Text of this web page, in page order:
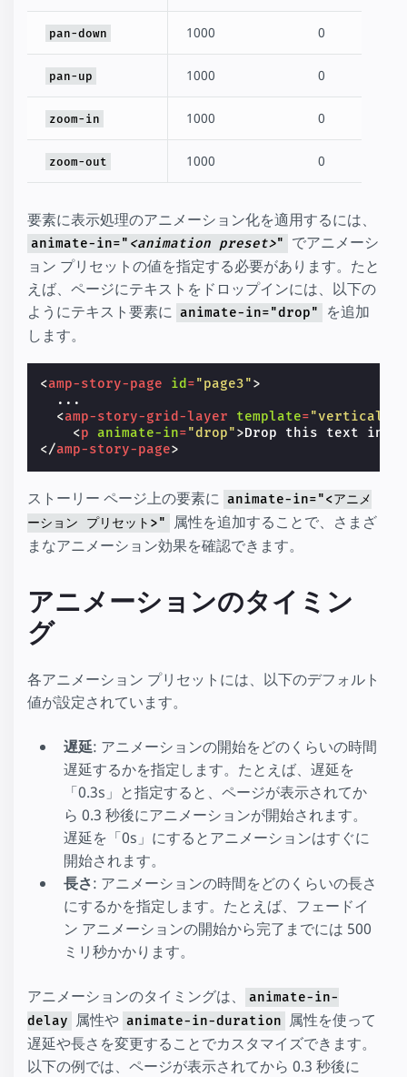
pan-down 1000 0
pan-up 1000 0
zoom-in 1000 0
zoom-out 1000 0
要素に表示処理のアニメーション化を適用するには、
animate-in=" <animation preset>"
でアニメーシ
ョン プリセットの値を指定する必要があります。たと
えば、ページにテキストをドロップインには、以下の
ようにテキスト要素に animate-in="drop"
を追加
します。
<amp-story-page id ="page3">
  ...
<amp-story-grid-layer template="vertical"
<p animate-in="drop">Drop this text into
</amp-story-page>
ストーリー ページ上の要素に animate-in="<アニメ
ーション プリセット>"
属性を追加することで、さまざ
まなアニメーション効果を確認できます。
アニメーションのタイミン
グ
各アニメーション プリセットには、以下のデフォルト
値が設定されています。
遅延: アニメーションの開始をどのくらいの時間
遅延するかを指定します。たとえば、遅延を
「0.3s」と指定すると、ページが表示されてか
ら 0.3 秒後にアニメーションが開始されます。
遅延を「0s」にするとアニメーションはすぐに
開始されます。
長さ: アニメーションの時間をどのくらいの長さ
にするかを指定します。たとえば、フェードイ
ン アニメーションの開始から完了までには 500
ミリ秒かかります。
アニメーションのタイミングは、
animate-in-
delay
属性や animate-in-duration
属性を使って
遅延や長さを変更することでカスタマイズできます。
以下の例では、ページが表示されてから 0.3 秒後に